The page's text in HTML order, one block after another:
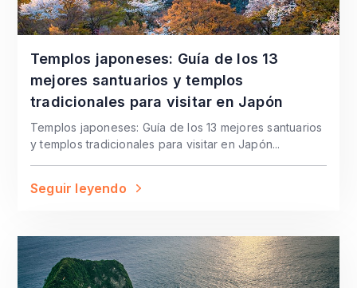
Templos japoneses: Guía de los 13
mejores santuarios y templos
tradicionales para visitar en Japón
Templos japoneses: Guía de los 13 mejores santuarios
y templos tradicionales para visitar en Japón...
Seguir leyendo